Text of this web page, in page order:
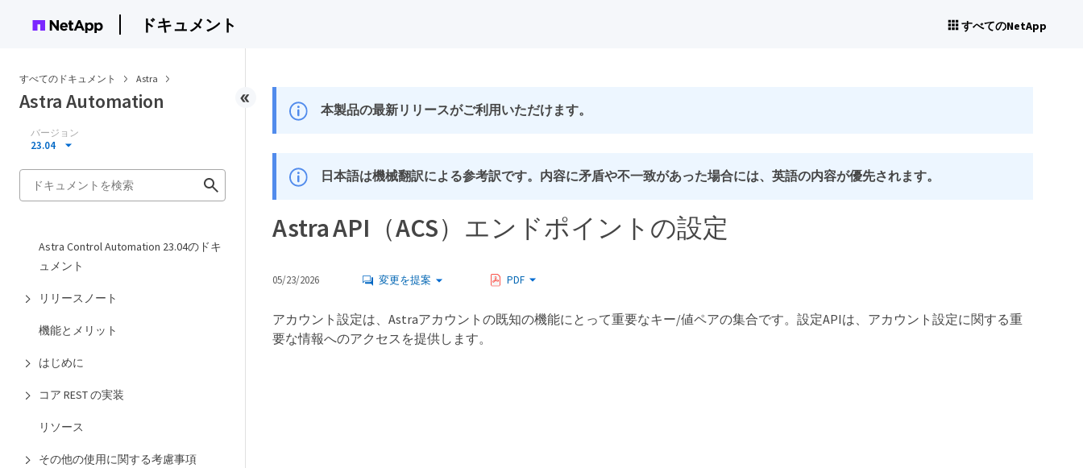
ドキュメント すべてのNetApp
すべてのドキュメント Astra
Astra Automation
バージョン
23.04
Astra Control Automation 23.04のドキ
ュメント
リリースノート
機能とメリット
はじめに
コア REST の実装
リソース
その他の使用に関する考慮事項
本製品の最新リリースがご利用いただけます。
日本語は機械翻訳による参考訳です。内容に矛盾や不一致があった場合には、英語の内容が優先されます。
Astra API（ACS）エンドポイントの設定
05/23/2026 変更を提案 PDF
アカウント設定は、Astraアカウントの既知の機能にとって重要なキー/値ペアの集合です。設定APIは、アカウント設定に関する重
要な情報へのアクセスを提供します。